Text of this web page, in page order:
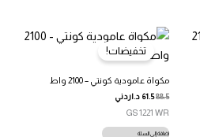
تخفيضات!
مكواة عامودية كونتي – 2100 واط
88.5
61.5 د.اردني
GS 1221 WR
إضافة إلى السلة